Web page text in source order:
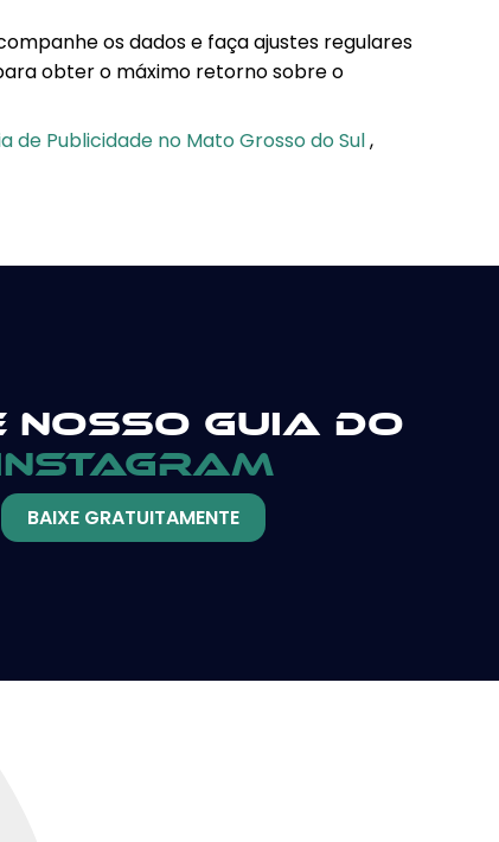
os dados e faça ajustes regulares
obter o máximo retorno sobre o
de Publicidade no Mato Grosso do Sul,
nosso guia do
BAIXE GRATUITAMENTE